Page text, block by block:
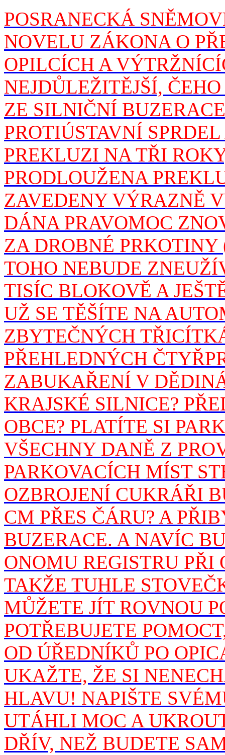
POSRANECKÁ
NOVELU ZÁKONA O
OPILCÍCH A
NEJDŮLEŽITĚJŠÍ,
ZE SILNIČNÍ
PROTIÚSTAVNÍ
PREKLUZI NA TŘI
PRODLOUŽENA
ZAVEDENY VÝRAZNĚ
DÁNA PRAVOMOC
ZA DROBNÉ
TOHO NEBUDE
TISÍC BLOKOVĚ A
UŽ SE TĚŠÍTE NA
ZBYTEČNÝCH
PŘEHLEDNÝCH
ZABUKAŘENÍ V
KRAJSKÉ SILNICE?
OBCE? PLATÍTE SI
VŠECHNY DANĚ Z
PARKOVACÍCH MÍST
OZBROJENÍ CUKRÁŘI
CM PŘES ČÁRU? A
BUZERACE. A NAVÍC
ONOMU REGISTRU PŘI
TAKŽE TUHLE
MŮŽETE JÍT ROVNOU
POTŘEBUJETE
OD ÚŘEDNÍKŮ PO
UKAŽTE, ŽE SI
HLAVU! NAPIŠTE
UTÁHLI MOC A
DŘÍV, NEŽ BUDETE